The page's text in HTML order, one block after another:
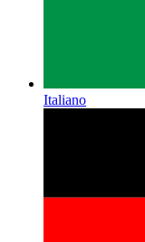
Italiano